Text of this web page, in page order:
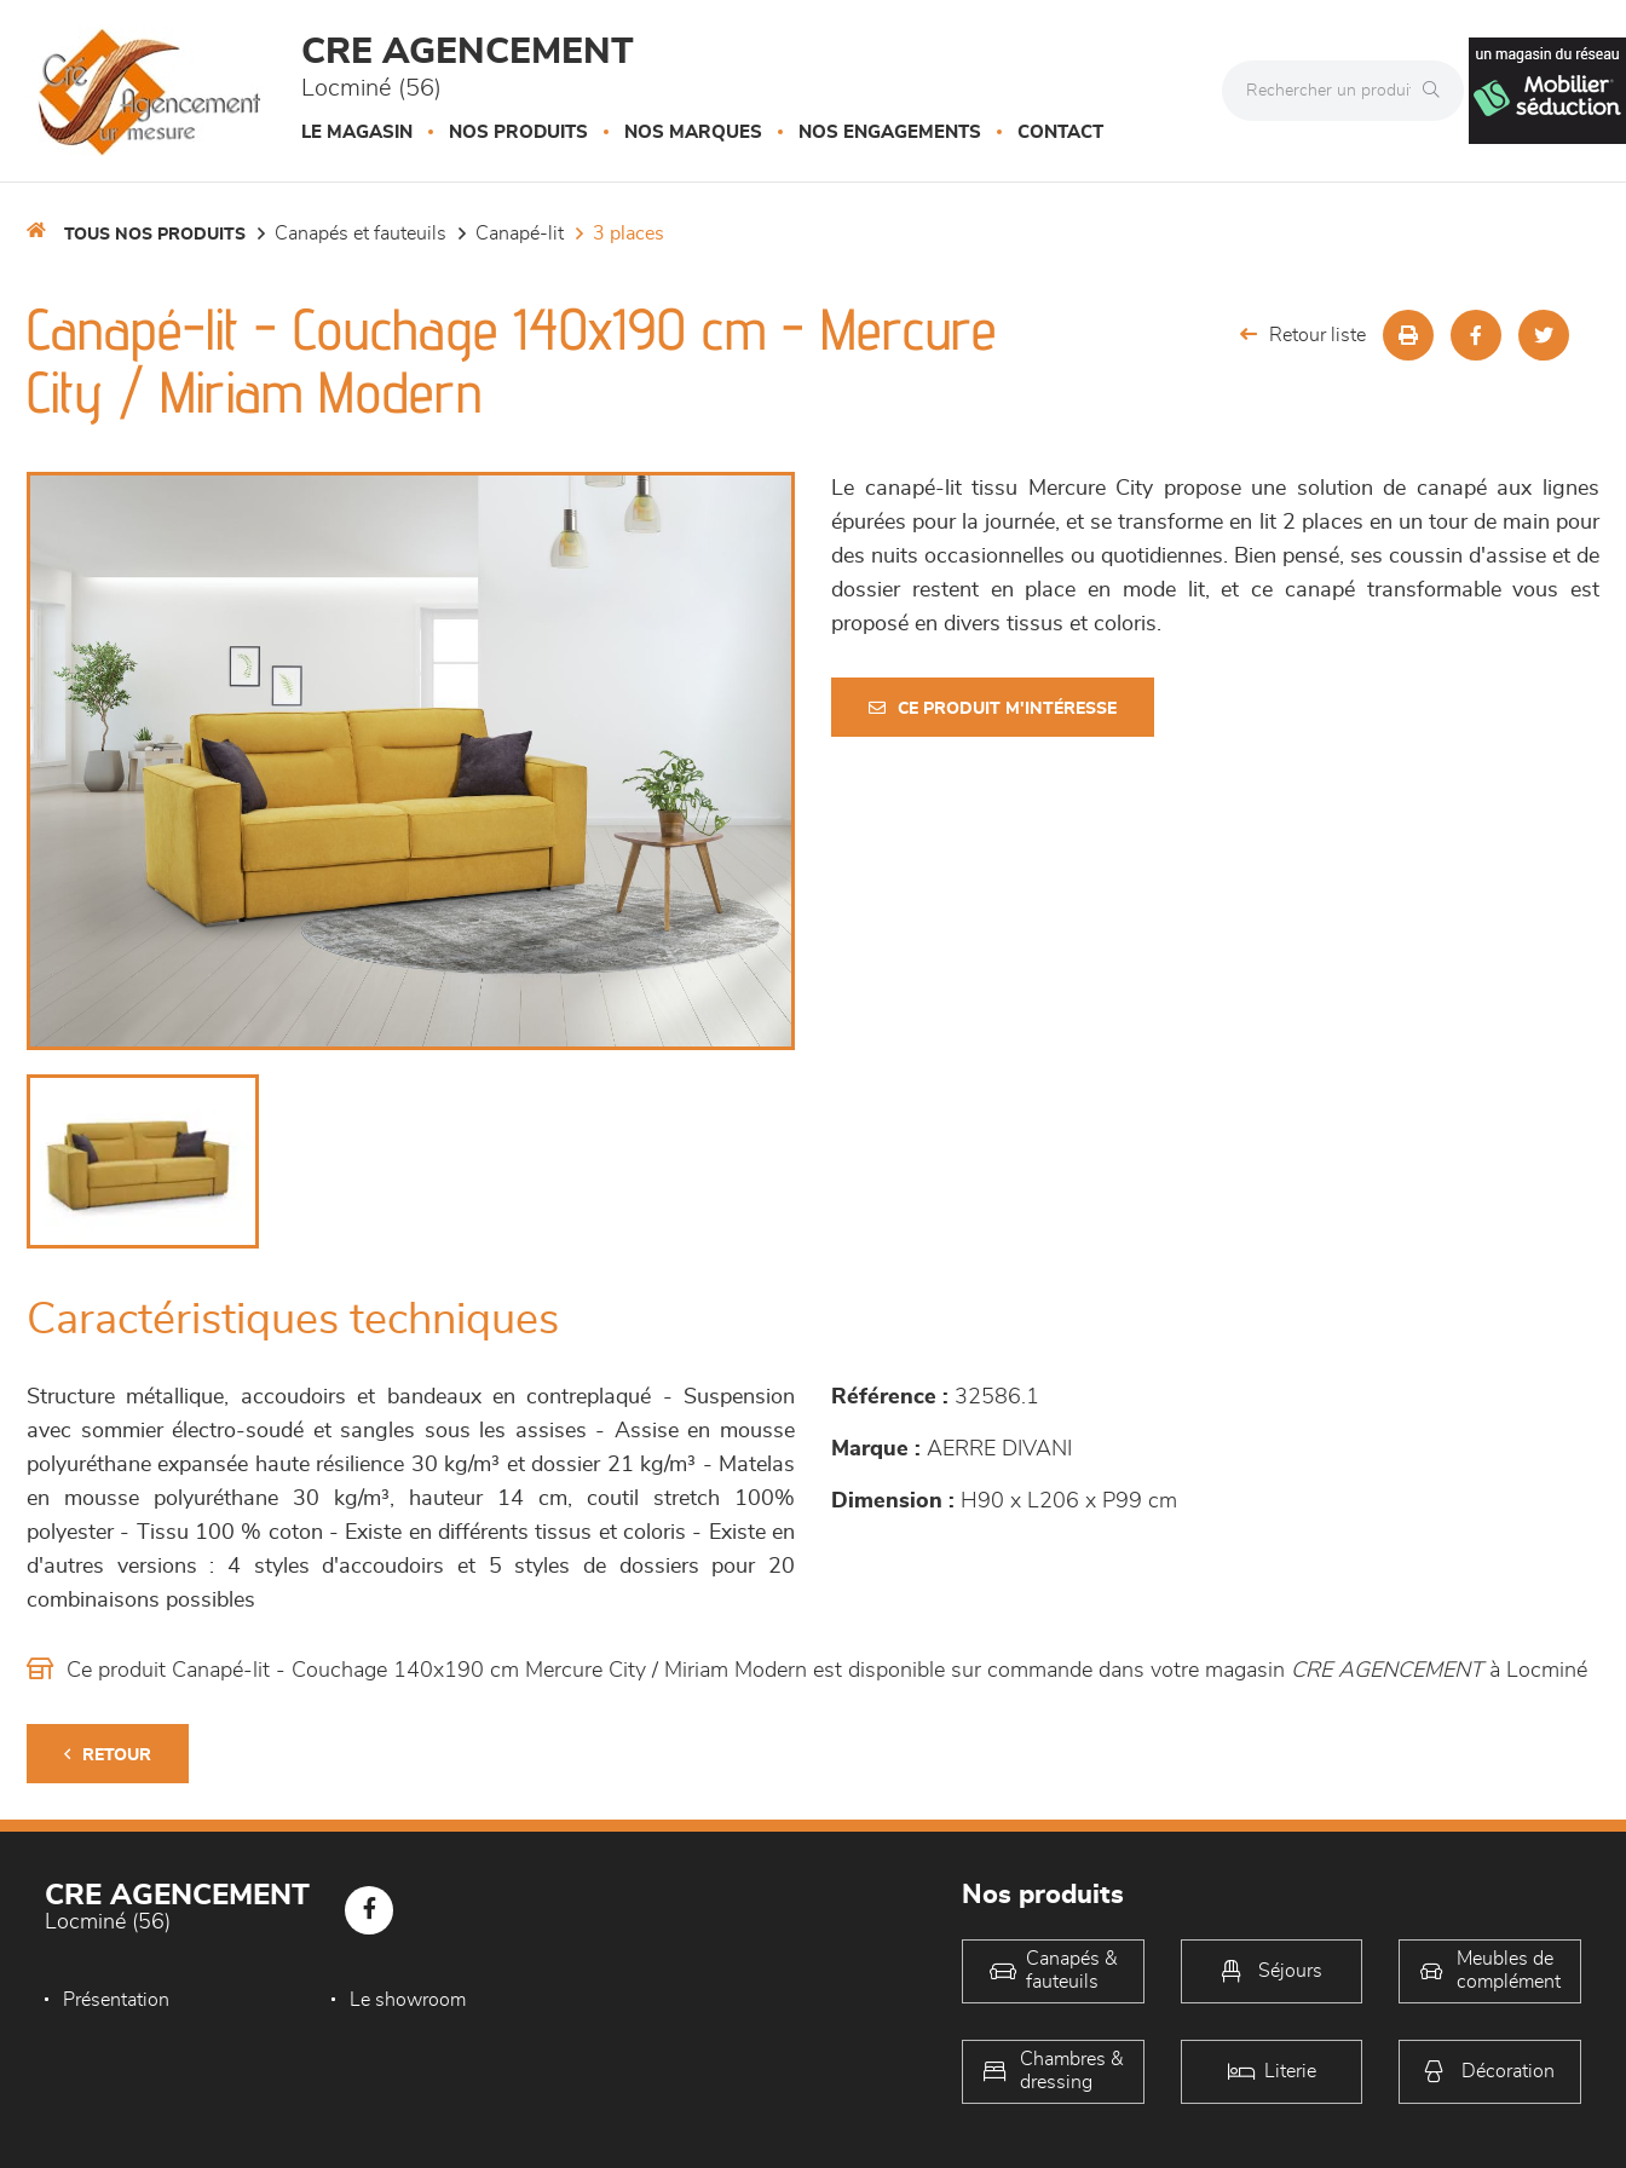
CRE AGENCEMENT
Locminé (56)
LE MAGASIN NOS PRODUITS NOS MARQUES NOS ENGAGEMENTS CONTACT
TOUS NOS PRODUITS canapés et fauteuils canapé-lit 3 places
Canapé-lit - Couchage 140x190 cm - Mercure
City / Miriam Modern
Retour liste
Le canapé-lit tissu Mercure City propose une solution de canapé aux lignes
épurées pour la journée, et se transforme en lit 2 places en un tour de main pour
des nuits occasionnelles ou quotidiennes. Bien pensé, ses coussin d'assise et de
dossier restent en place en mode lit, et ce canapé transformable vous est
proposé en divers tissus et coloris.
CE PRODUIT M'INTÉRESSE
Caractéristiques techniques
Structure métallique, accoudoirs et bandeaux en contreplaqué - Suspension
avec sommier électro-soudé et sangles sous les assises - Assise en mousse
polyuréthane expansée haute résilience 30 kg/m³ et dossier 21 kg/m³ - Matelas
en mousse polyuréthane 30 kg/m³, hauteur 14 cm, coutil stretch 100%
polyester - Tissu 100 % coton - Existe en différents tissus et coloris - Existe en
d'autres versions : 4 styles d'accoudoirs et 5 styles de dossiers pour 20
combinaisons possibles
Référence : 32586.1
Marque : AERRE DIVANI
Dimension : H90 x L206 x P99 cm
Ce produit Canapé-lit - Couchage 140x190 cm Mercure City / Miriam Modern est disponible sur commande dans votre magasin CRE AGENCEMENTà Locminé
RETOUR
CRE AGENCEMENT
Locminé (56)
Présentation Le showroom
Nos produits
Canapés &
fauteuils
Séjours
Meubles de
complément
Chambres &
dressing
Literie Décoration